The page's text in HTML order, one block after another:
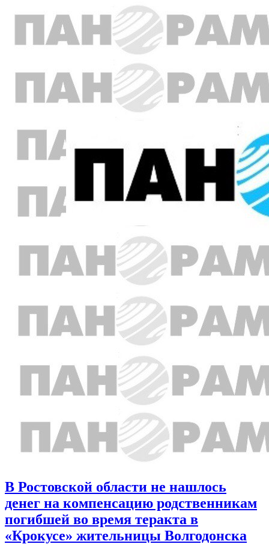
В Ростовской области не нашлось
денег на компенсацию родственникам
погибшей во время теракта в
«Крокусе» жительницы Волгодонска